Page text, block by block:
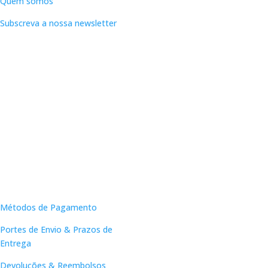
Subscreva a nossa newsletter
Métodos de Pagamento
Portes de Envio & Prazos de
Entrega
Devoluções & Reembolsos